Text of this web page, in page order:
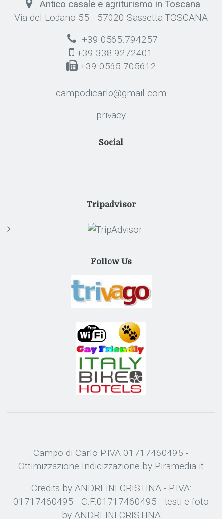
Antico casale e agriturismo in Toscana
Via del Lodano 55 - 57020 Sassetta TOSCANA
+39 0565.794257
+39 338.9272401
+39 0565.705612
campodicarlo@gmail.com
privacy
Social
Tripadvisor
Follow Us
Campo di Carlo P.IVA 01717460495 -
Ottimizzazione Indicizzazione by Piramedia.it
Credits by ANDREINI CRISTINA - P.IVA:
01717460495 - C.F.01717460495 - testi e foto
by ANDREINI CRISTINA